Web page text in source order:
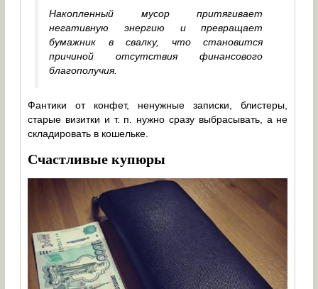
Накопленный мусор притягивает
негативную энергию и превращает
бумажник в свалку, что становится
причиной отсутствия финансового
благополучия.
Фантики от конфет, ненужные записки, блистеры,
старые визитки и т. п. нужно сразу выбрасывать, а не
складировать в кошельке.
Счастливые купюры